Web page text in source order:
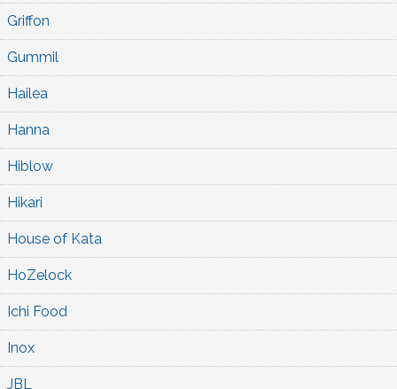
Griffon
Gummil
Hailea
Hanna
Hiblow
Hikari
House of Kata
HoZelock
Ichi Food
Inox
JBL